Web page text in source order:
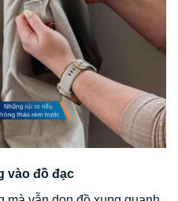
vào đồ đạc